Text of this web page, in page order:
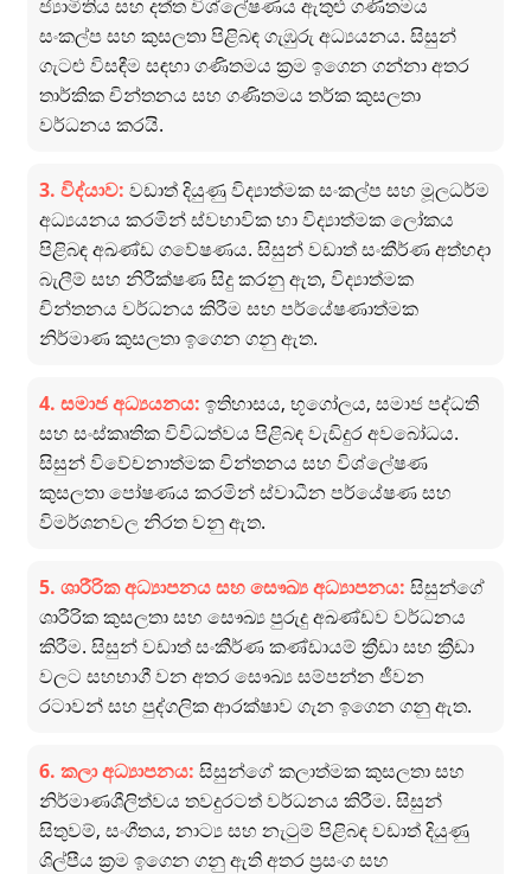
ජ්‍යාමිතිය සහ දත්ත විශ්ලේෂණය ඇතුළු ගණිතමය
සංකල්ප සහ කුසලතා පිළිබඳ ගැඹුරු අධ්‍යයනය. සිසුන්
ගැටළු විසඳීම සඳහා ගණිතමය ක්‍රම ඉගෙන ගන්නා අතර
තාර්කික චින්තනය සහ ගණිතමය තර්ක කුසලතා
වර්ධනය කරයි.
3. විද්යාව: වඩාත් දියුණු විද්‍යාත්මක සංකල්ප සහ මූලධර්ම
අධ්‍යයනය කරමින් ස්වභාවික හා විද්‍යාත්මක ලෝකය
පිළිබඳ අඛණ්ඩ ගවේෂණය. සිසුන් වඩාත් සංකීර්ණ අත්හදා
බැලීම් සහ නිරීක්ෂණ සිදු කරනු ඇත, විද්‍යාත්මක
චින්තනය වර්ධනය කිරීම සහ පර්යේෂණාත්මක
නිර්මාණ කුසලතා ඉගෙන ගනු ඇත.
4. සමාජ අධ්‍යයනය: ඉතිහාසය, භූගෝලය, සමාජ පද්ධති
සහ සංස්කෘතික විවිධත්වය පිළිබඳ වැඩිදුර අවබෝධය.
සිසුන් විවේචනාත්මක චින්තනය සහ විශ්ලේෂණ
කුසලතා පෝෂණය කරමින් ස්වාධීන පර්යේෂණ සහ
විමර්ශනවල නිරත වනු ඇත.
5. ශාරීරික අධ්‍යාපනය සහ සෞඛ්‍ය අධ්‍යාපනය: සිසුන්ගේ
ශාරීරික කුසලතා සහ සෞඛ්‍ය පුරුදු අඛණ්ඩව වර්ධනය
කිරීම. සිසුන් වඩාත් සංකීර්ණ කණ්ඩායම් ක්‍රීඩා සහ ක්‍රීඩා
වලට සහභාගී වන අතර සෞඛ්‍ය සම්පන්න ජීවන
රටාවන් සහ පුද්ගලික ආරක්ෂාව ගැන ඉගෙන ගනු ඇත.
6. කලා අධ්‍යාපනය: සිසුන්ගේ කලාත්මක කුසලතා සහ
නිර්මාණශීලිත්වය තවදුරටත් වර්ධනය කිරීම. සිසුන්
සිතුවම්, සංගීතය, නාට්‍ය සහ නැටුම් පිළිබඳ වඩාත් දියුණු
ශිල්පීය ක්‍රම ඉගෙන ගනු ඇති අතර ප්‍රසංග සහ